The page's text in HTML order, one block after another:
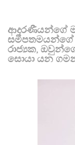
ආදරණීයන්ගේ
රාජ්‍යක,
සොයා යන